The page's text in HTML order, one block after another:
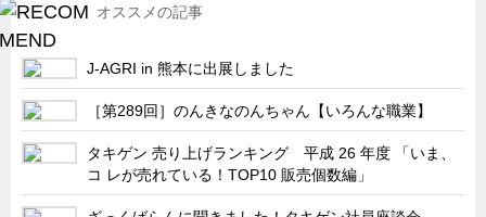
鉄道車両・駅舎関連
CATEGORY 連載
営業、丸ごとフカボリ
新製品開発最前線
Before After
隠れた名品
オススメの記事
J-AGRI in 熊本に出展しました
［第289回］のんきなのんちゃん【いろんな職業】
タキゲン 売り上げランキング 平成 26 年度 「いま、
コ レが売れている！TOP10 販売個数編」